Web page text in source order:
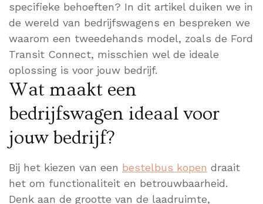
specifieke behoeften? In dit artikel duiken we in
de wereld van bedrijfswagens en bespreken we
waarom een tweedehands model, zoals de Ford
Transit Connect, misschien wel de ideale
oplossing is voor jouw bedrijf.
Wat maakt een
bedrijfswagen ideaal voor
jouw bedrijf?
Bij het kiezen van een bestelbus kopen draait
het om functionaliteit en betrouwbaarheid.
Denk aan de grootte van de laadruimte,